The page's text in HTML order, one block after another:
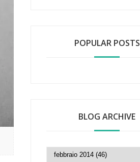
POPULAR POSTS
BLOG ARCHIVE